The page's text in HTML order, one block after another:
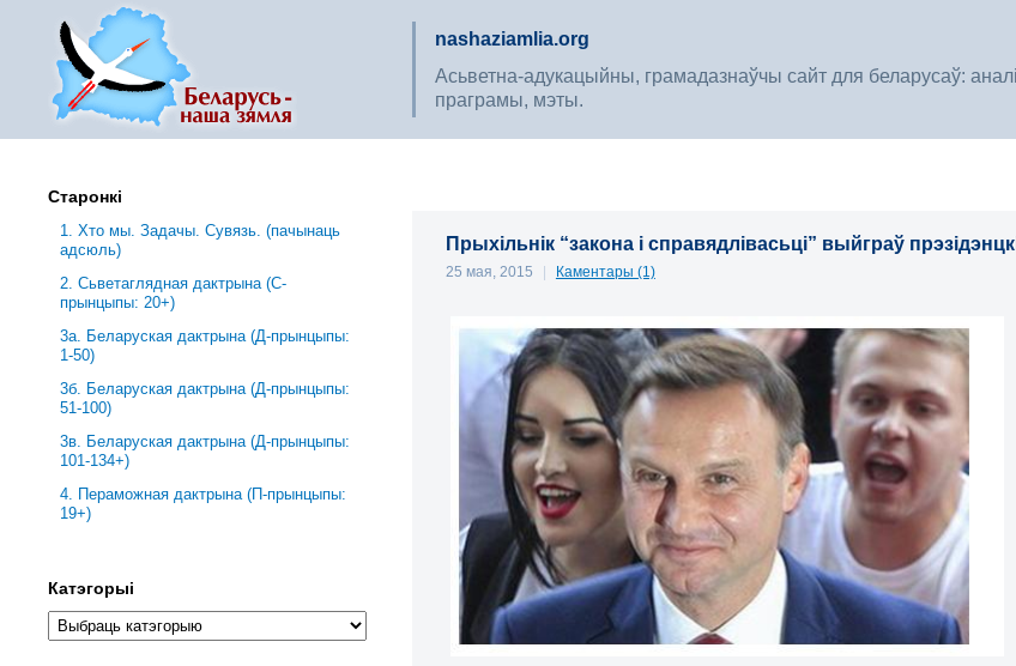
nashaziamlia.org
Асьветна-адукацыйны, грамадазнаўчы сайт для беларусаў:
праграмы, мэты.
Прыхільнік “закона і справядлівасьці” выйграў
25 мая, 2015 | Каментары (1)
Старонкі
1. Хто мы. Задачы. Сувязь. (пачынаць
адсюль)
2. Сьветаглядная дактрына (С-
прынцыпы: 20+)
3a. Беларуская дактрына (Д-прынцыпы:
1-50)
3б. Беларуская дактрына (Д-прынцыпы:
51-100)
3в. Беларуская дактрына (Д-прынцыпы:
101-134+)
4. Пераможная дактрына (П-прынцыпы:
19+)
Катэгорыі